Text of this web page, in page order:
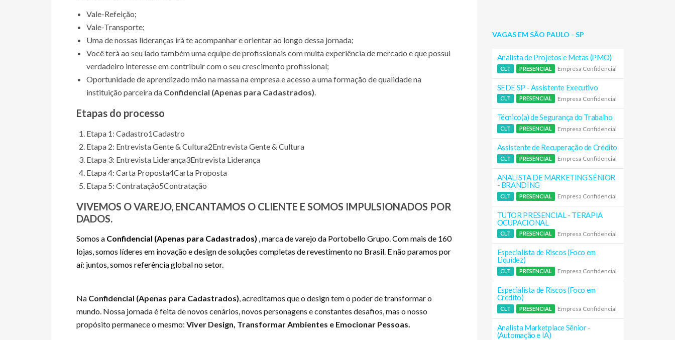
Vale-Refeição;
Vale-Transporte;
Uma de nossas lideranças irá te acompanhar e orientar ao longo dessa jornada;
Você terá ao seu lado também uma equipe de profissionais com muita experiência de mercado e que possui
verdadeiro interesse em contribuir com o seu crescimento profissional;
Oportunidade de aprendizado mão na massa na empresa e acesso a uma formação de qualidade na
instituição parceira da Confidencial (Apenas para Cadastrados).
Etapas do processo
Etapa 1: Cadastro1Cadastro
Etapa 2: Entrevista Gente & Cultura2Entrevista Gente & Cultura
Etapa 3: Entrevista Liderança3Entrevista Liderança
Etapa 4: Carta Proposta4Carta Proposta
Etapa 5: Contratação5Contratação
VIVEMOS O VAREJO, ENCANTAMOS O CLIENTE E SOMOS IMPULSIONADOS POR
DADOS.
Somos a Confidencial (Apenas para Cadastrados) , marca de varejo da Portobello Grupo. Com mais de 160
lojas, somos líderes em inovação e design de soluções completas de revestimento no Brasil. E não paramos por
aí: juntos, somos referência global no setor.
Na Confidencial (Apenas para Cadastrados), acreditamos que o design tem o poder de transformar o
mundo. Nossa jornada é feita de novos cenários, novos personagens e constantes desafios, mas o nosso
propósito permanece o mesmo: Viver Design, Transformar Ambientes e Emocionar Pessoas.
VAGAS EM SÃO PAULO - SP
Analista de Projetos e Metas (PMO)
CLT PRESENCIAL Empresa Confidencial
SEDE SP - Assistente Executivo
CLT PRESENCIAL Empresa Confidencial
Técnico(a) de Segurança do Trabalho
CLT PRESENCIAL Empresa Confidencial
Assistente de Recuperação de Crédito
CLT PRESENCIAL Empresa Confidencial
ANALISTA DE MARKETING SÊNIOR
- BRANDING
CLT PRESENCIAL Empresa Confidencial
TUTOR PRESENCIAL - TERAPIA
OCUPACIONAL
CLT PRESENCIAL Empresa Confidencial
Especialista de Riscos (Foco em
Liquidez)
CLT PRESENCIAL Empresa Confidencial
Especialista de Riscos (Foco em
Crédito)
CLT PRESENCIAL Empresa Confidencial
Analista Marketplace Sênior -
(Automação e IA)